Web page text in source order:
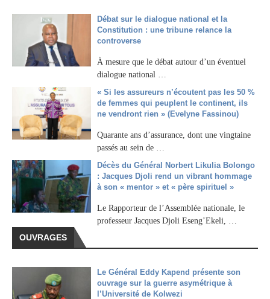
Débat sur le dialogue national et la
Constitution : une tribune relance la
controverse
À mesure que le débat autour d’un éventuel
dialogue national …
« Si les assureurs n’écoutent pas les 50 %
de femmes qui peuplent le continent, ils
ne vendront rien » (Evelyne Fassinou)
Quarante ans d’assurance, dont une vingtaine
passés au sein de …
Décès du Général Norbert Likulia Bolongo
: Jacques Djoli rend un vibrant hommage
à son « mentor » et « père spirituel »
Le Rapporteur de l’Assemblée nationale, le
professeur Jacques Djoli Eseng’Ekeli, …
OUVRAGES
Le Général Eddy Kapend présente son
ouvrage sur la guerre asymétrique à
l’Université de Kolwezi